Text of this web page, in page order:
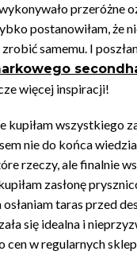
przeróżne
postanowiłam, że
samemu. I
więcej inspiracji!
kupiłam wszystkiego
nie do końca
rzeczy, ale finalnie
zasłonę
taras przed
się idealna i
cen w regularnych